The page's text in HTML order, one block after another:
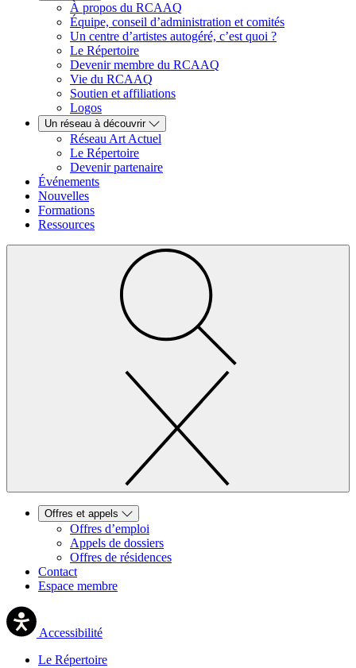
À propos du RCAAQ
Équipe, conseil d’administration et comités
Un centre d’artistes autogéré, c’est quoi ?
Le Répertoire
Devenir membre du RCAAQ
Vie du RCAAQ
Soutien et affiliations
Logos
Un réseau à découvrir
Réseau Art Actuel
Le Répertoire
Devenir partenaire
Événements
Nouvelles
Formations
Ressources
Offres et appels
Offres d’emploi
Appels de dossiers
Offres de résidences
Contact
Espace membre
Accessibilité
Le Répertoire